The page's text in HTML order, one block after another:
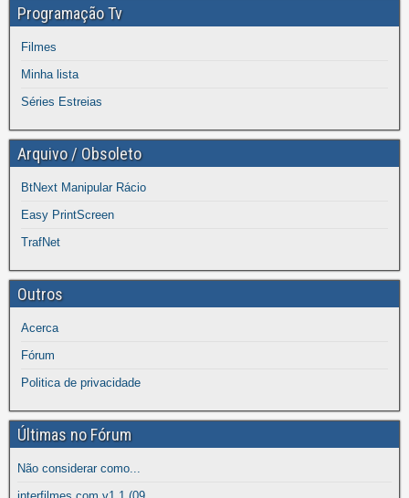
Programação Tv
Filmes
Minha lista
Séries Estreias
Arquivo / Obsoleto
BtNext Manipular Rácio
Easy PrintScreen
TrafNet
Outros
Acerca
Fórum
Politica de privacidade
Últimas no Fórum
Não considerar como...